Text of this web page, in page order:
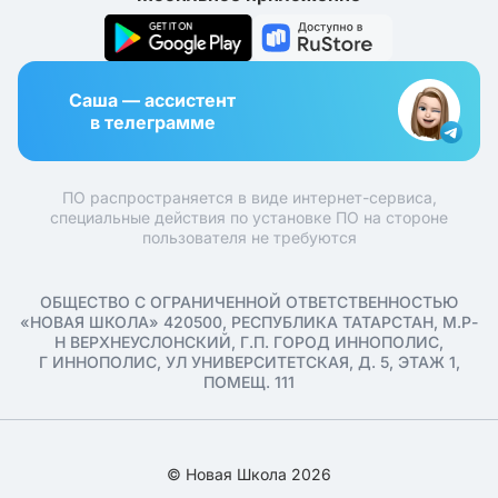
Саша — ассистент
в телеграмме
ПО распространяется в виде интернет-сервиса,
специальные действия по установке ПО на стороне
пользователя не требуются
ОБЩЕСТВО С ОГРАНИЧЕННОЙ ОТВЕТСТВЕННОСТЬЮ
«НОВАЯ ШКОЛА» 420500, РЕСПУБЛИКА ТАТАРСТАН, М.Р-
Н ВЕРХНЕУСЛОНСКИЙ, Г.П. ГОРОД ИННОПОЛИС,
Г ИННОПОЛИС, УЛ УНИВЕРСИТЕТСКАЯ, Д. 5, ЭТАЖ 1,
ПОМЕЩ. 111
© Новая Школа 2026